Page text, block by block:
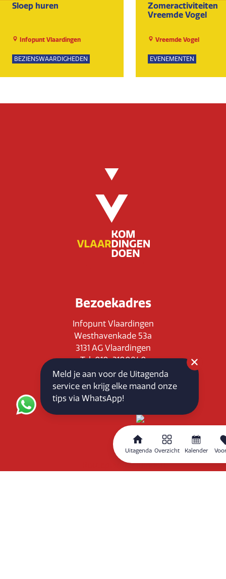
Uitagenda Overzicht Kalender
Sloep huren
Infopunt Vlaardingen
BEZIENSWAARDIGHEDEN
Zomeractiviteiten
Vreemde Vogel
Vreemde Vogel
EVENEMENTEN
Bezoekadres
Infopunt Vlaardingen
Westhavenkade 53a
3131 AG Vlaardingen
Tel: 010-3100840
E-mail: info@vlaardingenpartners.nl
KvK: 71555544
BTW : NL858760939B01
Routeplanner
Meld je aan voor de Uitagenda
service en krijg elke maand onze
tips via WhatsApp!